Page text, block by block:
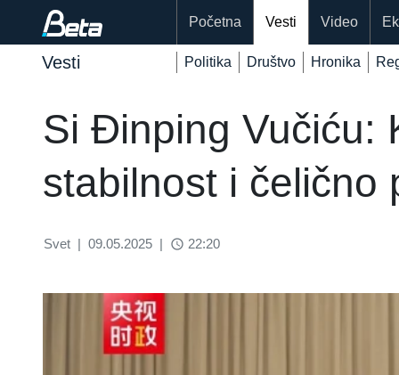
Početna Vesti Video
Vesti Politika Društvo Hronika
Si Đinping Vučiću:
stabilnost i čelično
Svet | 09.05.2025 | access_time 22:20